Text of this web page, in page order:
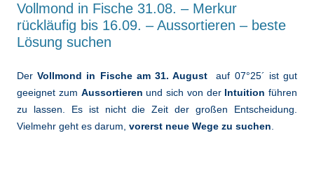
Vollmond in Fische 31.08. – Merkur
rückläufig bis 16.09. – Aussortieren – beste
Lösung suchen
DerVollmond in Fische am 31. Augustauf 07°25´ ist gut
geeignet zum Aussortieren und sich von der Intuition führen
zu lassen. Es ist nicht die Zeit der großen Entscheidung.
Vielmehr geht es darum, vorerst neue Wege zu suchen